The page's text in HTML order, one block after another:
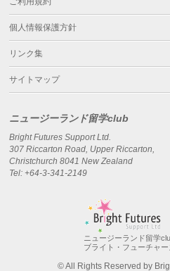
個人情報保護方針
リンク集
サイトマップ
ニュージーランド留学club
Bright Futures Support Ltd.
307 Riccarton Road, Upper Riccarton,
Christchurch 8041 New Zealand
Tel: +64-3-341-2149
ニュージーランド留学
ブライト・フューチャ
© All Rights Reserved by